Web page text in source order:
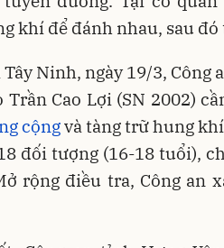
khí để đánh nhau, sau
Ninh, ngày 19/3, Công
Trần Cao Lợi (SN 2002)
cộngvà tàng trữ hung
đối tượng (16-18 tuổi),
rộng điều tra, Công an